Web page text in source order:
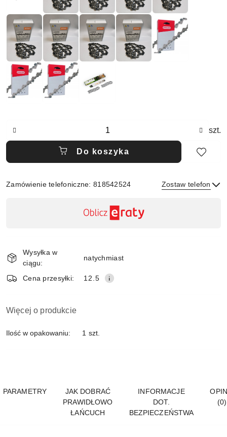
szt.
Do koszyka
Zamówienie telefoniczne: 818542524 Zostaw telefon
dostawa
Wysyłka w
ciągu:
natychmiast
Cena przesyłki: 12.5
Więcej o produkcie
Ilość w opakowaniu: 1 szt.
PARAMETRY
JAK DOBRAĆ
PRAWIDŁOWO
ŁAŃCUCH
INFORMACJE
DOT.
BEZPIECZEŃSTWA
(0)